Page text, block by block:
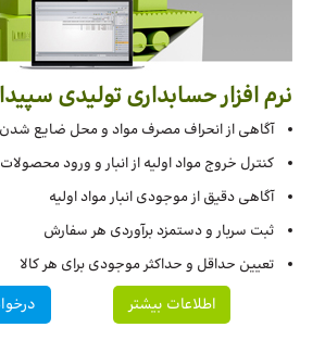
نرم افزار حسابداری تولیدی
آگاهی از انحراف مصرف مواد و محل ضایع شدن
کنترل خروج مواد اولیه از انبار و ورود
آگاهی دقیق از موجودی انبار مواد اولیه
ثبت سربار و دستمزد برآوردی هر سفارش
تعیین حداقل و حداکثر موجودی برای هر کالا
اطلاعات بیشتر